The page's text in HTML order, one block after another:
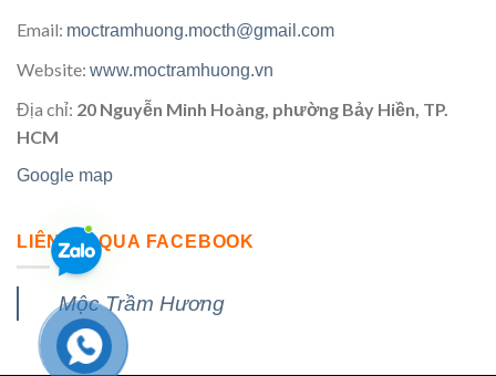
Email: moctramhuong.mocth@gmail.com
Website: www.moctramhuong.vn
Địa chỉ: 20 Nguyễn Minh Hoàng, phường Bảy Hiền, TP.
HCM
Google map
LIÊN HỆ QUA FACEBOOK
Mộc Trầm Hương